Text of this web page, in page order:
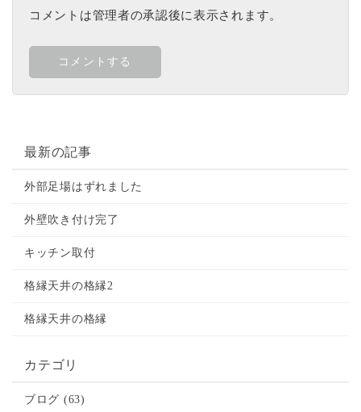
コメントは管理者の承認後に表示されます。
最新の記事
外部足場はずれました
外壁吹き付け完了
キッチン取付
格縁天井の格縁2
格縁天井の格縁
カテゴリ
ブログ (63)